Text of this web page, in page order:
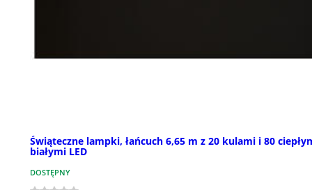
Świąteczne lampki, łańcuch 6,65 m z 20 kulami i 80
białymi LED
DOSTĘPNY